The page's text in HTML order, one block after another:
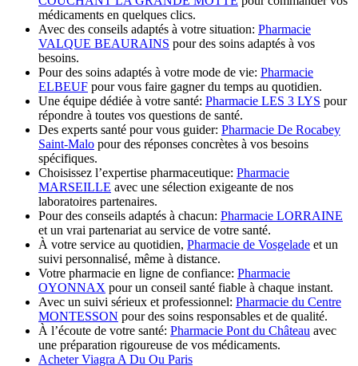
médicaments en quelques clics.
Avec des conseils adaptés à votre situation: Pharmacie
VALQUE BEAURAINS pour des soins adaptés à vos
besoins.
Pour des soins adaptés à votre mode de vie: Pharmacie
ELBEUF pour vous faire gagner du temps au quotidien.
Une équipe dédiée à votre santé: Pharmacie LES 3 LYS pour
répondre à toutes vos questions de santé.
Des experts santé pour vous guider: Pharmacie De Rocabey
Saint-Malo pour des réponses concrètes à vos besoins
spécifiques.
Choisissez l’expertise pharmaceutique: Pharmacie
MARSEILLE avec une sélection exigeante de nos
laboratoires partenaires.
Pour des conseils adaptés à chacun: Pharmacie LORRAINE
et un vrai partenariat au service de votre santé.
À votre service au quotidien, Pharmacie de Vosgelade et un
suivi personnalisé, même à distance.
Votre pharmacie en ligne de confiance: Pharmacie
OYONNAX pour un conseil santé fiable à chaque instant.
Avec un suivi sérieux et professionnel: Pharmacie du Centre
MONTESSON pour des soins responsables et de qualité.
À l’écoute de votre santé: Pharmacie Pont du Château avec
une préparation rigoureuse de vos médicaments.
Acheter Viagra A Du Ou Paris